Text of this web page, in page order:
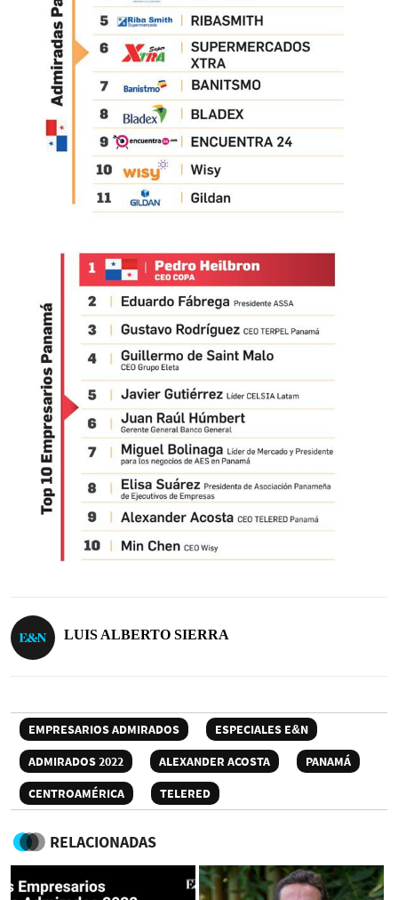
LUIS ALBERTO SIERRA
EMPRESARIOS ADMIRADOS
ESPECIALES E&N
ADMIRADOS 2022
ALEXANDER ACOSTA
PANAMÁ
CENTROAMÉRICA
TELERED
RELACIONADAS